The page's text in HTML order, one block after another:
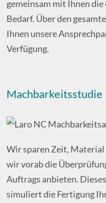
gemeinsam mit Ihnen
Bedarf. Über den
Ihnen unsere
Verfügung.
Machbarkeitsstudie
Wir sparen Zeit,
wir vorab die
Auftrags anbieten.
simuliert die Fertigung